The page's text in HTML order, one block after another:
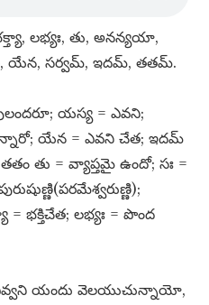
లభ్యః, తు, అనన్యయా,
యేన, సర్వమ్​, ఇదమ్​, తతమ్​.
యస్య = ఎవని;
యేన = ఎవని చేత; ఇదమ్​
తు = వ్యాప్తమై ఉందో; సః =
భక్తిచేత; లభ్యః = పొంద
యందు వెలయుచున్నాయో,